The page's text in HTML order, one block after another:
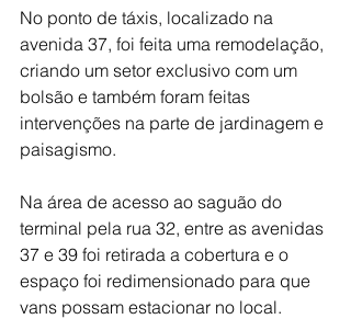
No ponto de táxis, localizado na
avenida 37, foi feita uma remodelação,
criando um setor exclusivo com um
bolsão e também foram feitas
intervenções na parte de jardinagem e
paisagismo.
Na área de acesso ao saguão do
terminal pela rua 32, entre as avenidas
37 e 39 foi retirada a cobertura e o
espaço foi redimensionado para que
vans possam estacionar no local.